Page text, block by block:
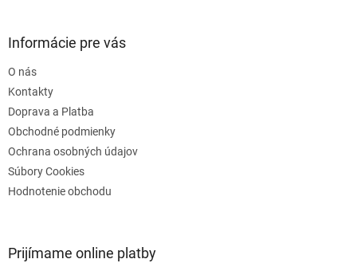
Informácie pre vás
O nás
Kontakty
Doprava a Platba
Obchodné podmienky
Ochrana osobných údajov
Súbory Cookies
Hodnotenie obchodu
Prijímame online platby